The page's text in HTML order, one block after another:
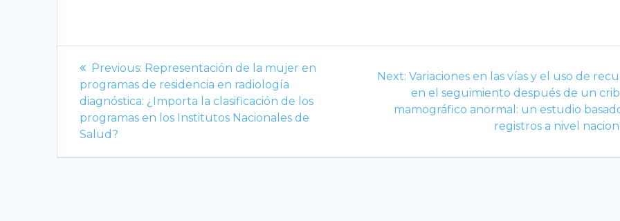
Navegación
de
entradas
Previous: Previous
post:
Representación de la mujer en
programas de residencia en radiología
diagnóstica: ¿Importa la clasificación de los
programas en los Institutos Nacionales de
Salud?
Next: Next
post:
Variaciones en las vías y el uso de
en el seguimiento después de un
mamográfico anormal: un estudio
registros a nivel